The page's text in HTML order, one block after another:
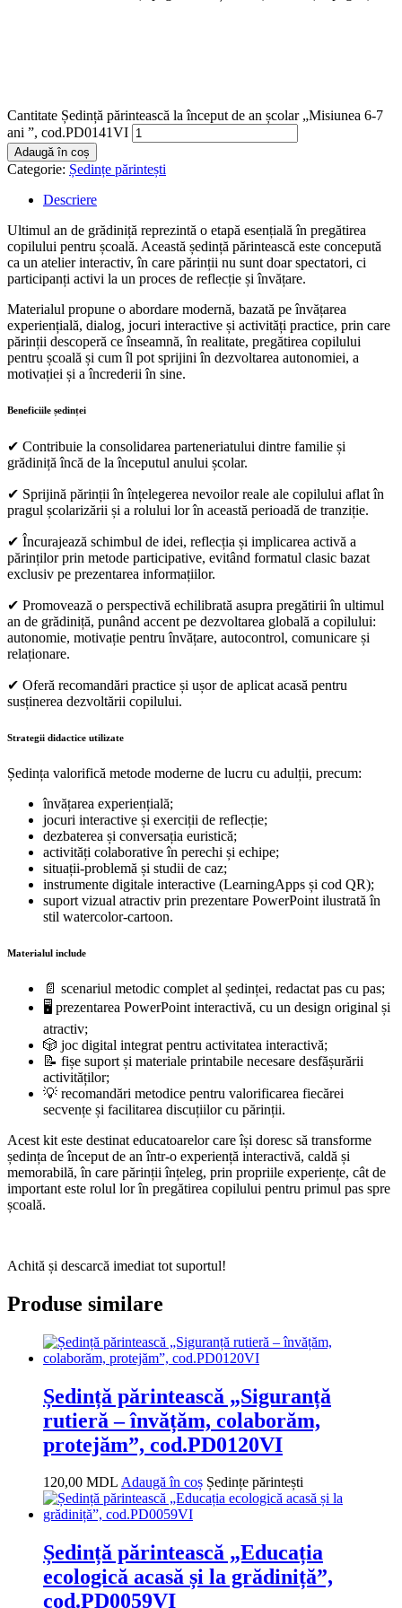
Cantitate Ședință părintească la început de an școlar „Misiunea 6-7
ani ”, cod.PD0141VI
Adaugă în coș
Categorie: Ședințe părintești
Descriere
Ultimul an de grădiniță reprezintă o etapă esențială în pregătirea
copilului pentru școală. Această ședință părintească este concepută
ca un atelier interactiv, în care părinții nu sunt doar spectatori, ci
participanți activi la un proces de reflecție și învățare.
Materialul propune o abordare modernă, bazată pe învățarea
experiențială, dialog, jocuri interactive și activități practice, prin care
părinții descoperă ce înseamnă, în realitate, pregătirea copilului
pentru școală și cum îl pot sprijini în dezvoltarea autonomiei, a
motivației și a încrederii în sine.
Beneficiile ședinței
✔ Contribuie la consolidarea parteneriatului dintre familie și
grădiniță încă de la începutul anului școlar.
✔ Sprijină părinții în înțelegerea nevoilor reale ale copilului aflat în
pragul școlarizării și a rolului lor în această perioadă de tranziție.
✔ Încurajează schimbul de idei, reflecția și implicarea activă a
părinților prin metode participative, evitând formatul clasic bazat
exclusiv pe prezentarea informațiilor.
✔ Promovează o perspectivă echilibrată asupra pregătirii în ultimul
an de grădiniță, punând accent pe dezvoltarea globală a copilului:
autonomie, motivație pentru învățare, autocontrol, comunicare și
relaționare.
✔ Oferă recomandări practice și ușor de aplicat acasă pentru
susținerea dezvoltării copilului.
Strategii didactice utilizate
Ședința valorifică metode moderne de lucru cu adulții, precum:
învățarea experiențială;
jocuri interactive și exerciții de reflecție;
dezbaterea și conversația euristică;
activități colaborative în perechi și echipe;
situații-problemă și studii de caz;
instrumente digitale interactive (LearningApps și cod QR);
suport vizual atractiv prin prezentare PowerPoint ilustrată în
stil watercolor-cartoon.
Materialul include
📄 scenariul metodic complet al ședinței, redactat pas cu pas;
🖥 prezentarea PowerPoint interactivă, cu un design original și
atractiv;
🎲 joc digital integrat pentru activitatea interactivă;
📝 fișe suport și materiale printabile necesare desfășurării
activităților;
💡 recomandări metodice pentru valorificarea fiecărei
secvențe și facilitarea discuțiilor cu părinții.
Acest kit este destinat educatoarelor care își doresc să transforme
ședința de început de an într-o experiență interactivă, caldă și
memorabilă, în care părinții înțeleg, prin propriile experiențe, cât de
important este rolul lor în pregătirea copilului pentru primul pas spre
școală.
Achită și descarcă imediat tot suportul!
Produse similare
Ședință părintească „Siguranță
rutieră – învățăm, colaborăm,
protejăm”, cod.PD0120VI
120,00 MDL Adaugă în coș Ședințe părintești
Ședință părintească „Educația
ecologică acasă și la grădiniță”,
cod.PD0059VI